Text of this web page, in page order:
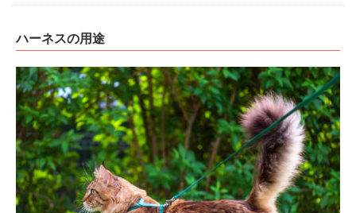
ハーネスの用途